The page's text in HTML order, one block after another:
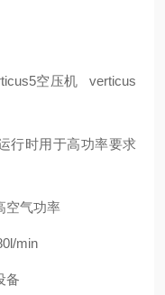
空压机 verticus
行时用于高功率要求
空气功率
min
备